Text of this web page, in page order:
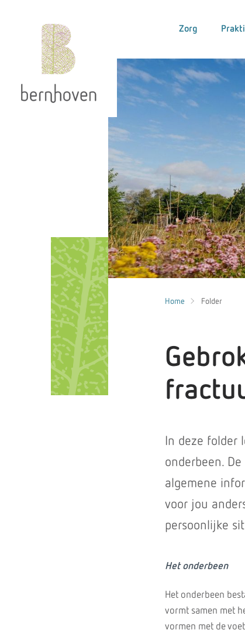
Zorg
Home Folder
In deze folder
onderbeen.
algemene
voor jou
persoonlijke
Het onderbeen
Het onderbeen
vormt samen met
vormen met de